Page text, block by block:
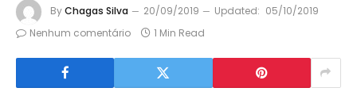
ByChagas Silva 20/09/2019 Updated: 05/10/2019
Nenhum comentário
1 Min Read